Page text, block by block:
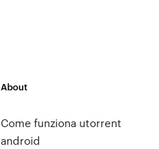
About
Come funziona utorrent
android